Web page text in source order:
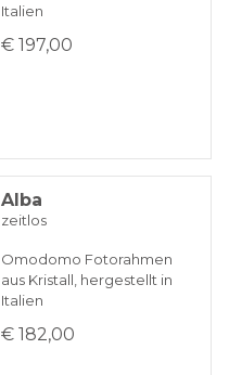
Italien
€ 197,00
Alba
zeitlos
Omodomo Fotorahmen
aus Kristall, hergestellt in
Italien
€ 182,00